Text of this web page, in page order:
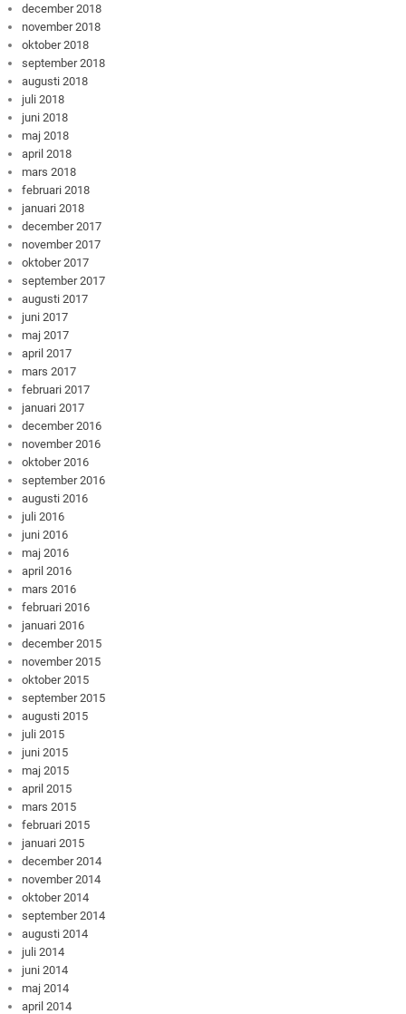
december 2018
november 2018
oktober 2018
september 2018
augusti 2018
juli 2018
juni 2018
maj 2018
april 2018
mars 2018
februari 2018
januari 2018
december 2017
november 2017
oktober 2017
september 2017
augusti 2017
juni 2017
maj 2017
april 2017
mars 2017
februari 2017
januari 2017
december 2016
november 2016
oktober 2016
september 2016
augusti 2016
juli 2016
juni 2016
maj 2016
april 2016
mars 2016
februari 2016
januari 2016
december 2015
november 2015
oktober 2015
september 2015
augusti 2015
juli 2015
juni 2015
maj 2015
april 2015
mars 2015
februari 2015
januari 2015
december 2014
november 2014
oktober 2014
september 2014
augusti 2014
juli 2014
juni 2014
maj 2014
april 2014